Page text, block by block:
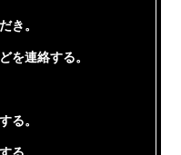
き。
を連絡する。
る。